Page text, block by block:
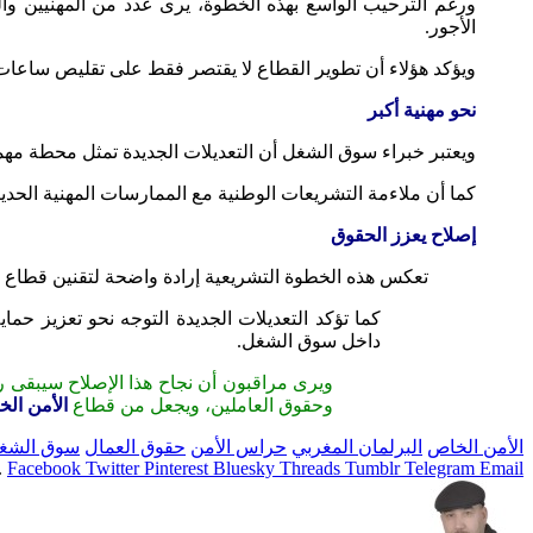
ورغم الترحيب الواسع بهذه الخطوة، يرى عدد من المهنيين
الأجور.
ويؤكد هؤلاء أن تطوير القطاع لا يقتصر فقط على تقليص
نحو مهنية أكبر
ويعتبر خبراء سوق الشغل أن التعديلات الجديدة تمثل
كما أن ملاءمة التشريعات الوطنية مع الممارسات المهنية
إصلاح يعزز الحقوق
تعكس هذه الخطوة التشريعية إرادة واضحة لتقنين قطاع
كما تؤكد التعديلات الجديدة التوجه نحو تعزيز
داخل سوق الشغل.
ويرى مراقبون أن نجاح هذا الإصلاح سيبقى
وحقوق العاملين، ويجعل من قطاع الأمن
الأمن الخاص البرلمان المغربي حراس الأمن حقوق العمال سوق
Facebook Twitter Pinterest Bluesky Threads Tumblr Telegram Email